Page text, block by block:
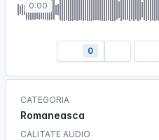
0:00
0
CATEGORIA
Romaneasca
CALITATE AUDIO